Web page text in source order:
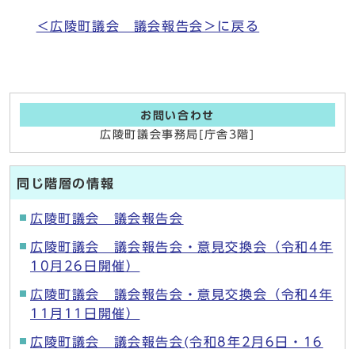
＜広陵町議会 議会報告会＞に戻る
お問い合わせ
広陵町議会事務局[庁舎3階]
同じ階層の情報
広陵町議会 議会報告会
広陵町議会 議会報告会・意見交換会（令和4年
10月26日開催）
広陵町議会 議会報告会・意見交換会（令和4年
11月11日開催）
広陵町議会 議会報告会(令和8年2月6日・16